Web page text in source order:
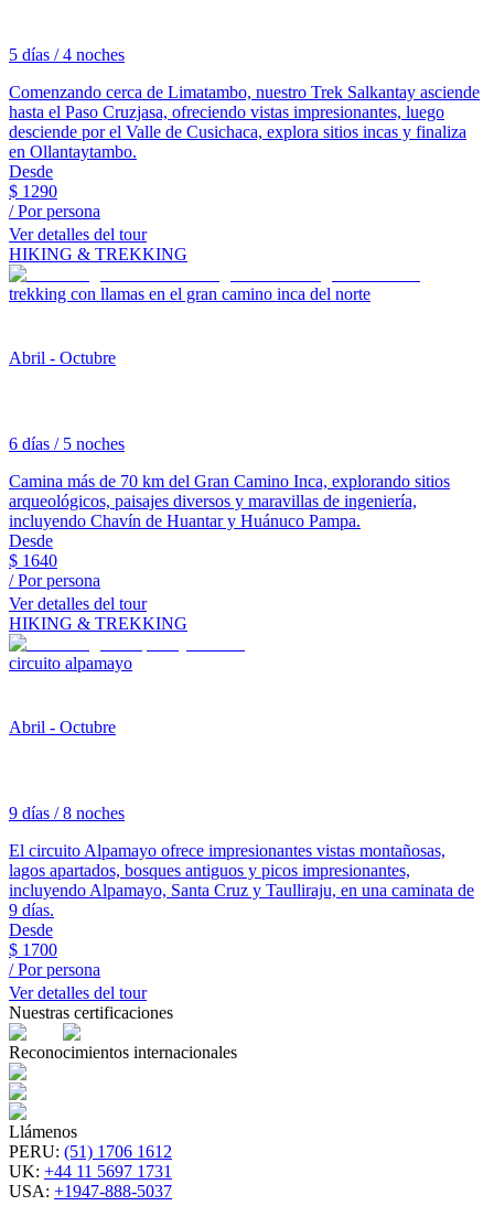
5 días / 4 noches
Comenzando cerca de Limatambo, nuestro Trek Salkantay asciende
hasta el Paso Cruzjasa, ofreciendo vistas impresionantes, luego
desciende por el Valle de Cusichaca, explora sitios incas y finaliza
en Ollantaytambo.
Desde
$ 1290
/ Por persona
Ver detalles del tour
HIKING & TREKKING
trekking con llamas en el gran camino inca del norte
Abril - Octubre
6 días / 5 noches
Camina más de 70 km del Gran Camino Inca, explorando sitios
arqueológicos, paisajes diversos y maravillas de ingeniería,
incluyendo Chavín de Huantar y Huánuco Pampa.
Desde
$ 1640
/ Por persona
Ver detalles del tour
HIKING & TREKKING
circuito alpamayo
Abril - Octubre
9 días / 8 noches
El circuito Alpamayo ofrece impresionantes vistas montañosas,
lagos apartados, bosques antiguos y picos impresionantes,
incluyendo Alpamayo, Santa Cruz y Taulliraju, en una caminata de
9 días.
Desde
$ 1700
/ Por persona
Ver detalles del tour
Nuestras certificaciones
Reconocimientos internacionales
Llámenos
PERU: (51) 1706 1612
UK: +44 11 5697 1731
USA: +1947-888-5037